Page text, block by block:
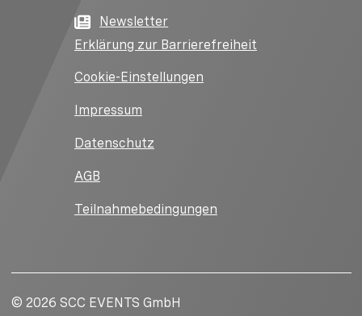
Newsletter
Erklärung zur Barrierefreiheit
Cookie-Einstellungen
Impressum
Datenschutz
AGB
Teilnahmebedingungen
© 2026 SCC EVENTS GmbH